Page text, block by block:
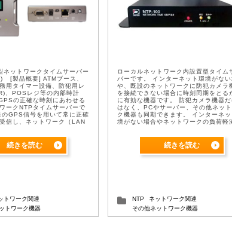
ネットワークタイムサーバー
[製品概要] ATMブース、
用タイマー設備、防犯用レ
、POSレジ等の内部時計
の正確な時刻にあわせる
ークNTPタイムサーバーで
GPS信号を用いて常に正確
信し、ネットワーク（LAN
続きを読む
トワーク関連
トワーク機器
ローカルネットワーク内設置型タイム
バーです。 インターネット環境がない
や、既設のネットワークに防犯カメラ
を接続できない場合に時刻同期をとる
に有効な機器です。 防犯カメラ機器だ
はなく、PCやサーバー、その他ネット
ク機器も同期できます。 インターネッ
境がない場合やネットワークの負荷軽
をリアルタイムで補正 ・LEDで受信・
続きを読む
NTP
ネットワーク関連
その他ネットワーク機器